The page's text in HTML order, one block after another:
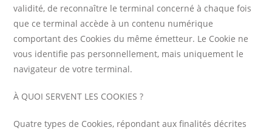
validité, de reconnaître le terminal concerné à chaque fois
que ce terminal accède à un contenu numérique
comportant des Cookies du même émetteur. Le Cookie ne
vous identifie pas personnellement, mais uniquement le
navigateur de votre terminal.
À QUOI SERVENT LES COOKIES ?
Quatre types de Cookies, répondant aux finalités décrites